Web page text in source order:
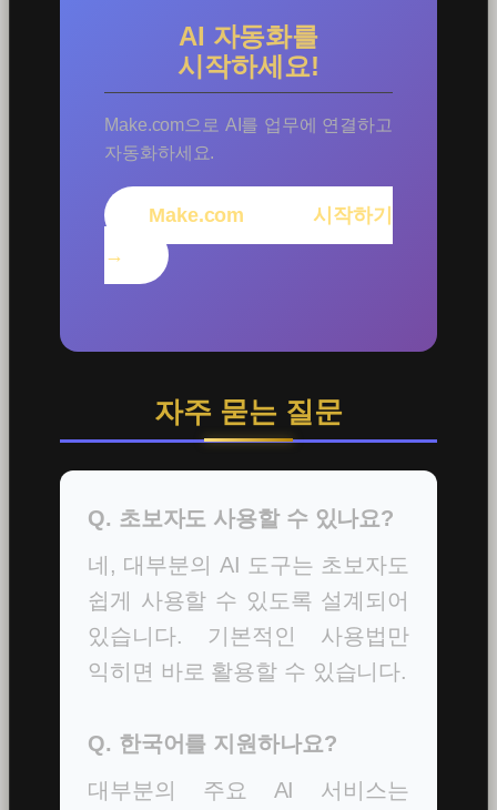
AI 자동화를
시작하세요!
Make.com으로 AI를 업무에 연결하고
자동화하세요.
Make.com 시작하기
→
자주 묻는 질문
Q. 초보자도 사용할 수 있나요?
네, 대부분의 AI 도구는 초보자도
쉽게 사용할 수 있도록 설계되어
있습니다. 기본적인 사용법만
익히면 바로 활용할 수 있습니다.
Q. 한국어를 지원하나요?
대부분의 주요 AI 서비스는